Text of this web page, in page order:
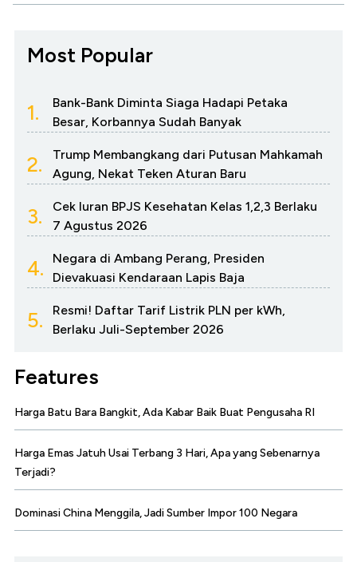
Most Popular
1.
Bank-Bank Diminta Siaga Hadapi Petaka
Besar, Korbannya Sudah Banyak
2.
Trump Membangkang dari Putusan Mahkamah
Agung, Nekat Teken Aturan Baru
3.
Cek Iuran BPJS Kesehatan Kelas 1,2,3 Berlaku
7 Agustus 2026
4.
Negara di Ambang Perang, Presiden
Dievakuasi Kendaraan Lapis Baja
5.
Resmi! Daftar Tarif Listrik PLN per kWh,
Berlaku Juli-September 2026
Features
Harga Batu Bara Bangkit, Ada Kabar Baik Buat Pengusaha RI
Harga Emas Jatuh Usai Terbang 3 Hari, Apa yang Sebenarnya
Terjadi?
Dominasi China Menggila, Jadi Sumber Impor 100 Negara